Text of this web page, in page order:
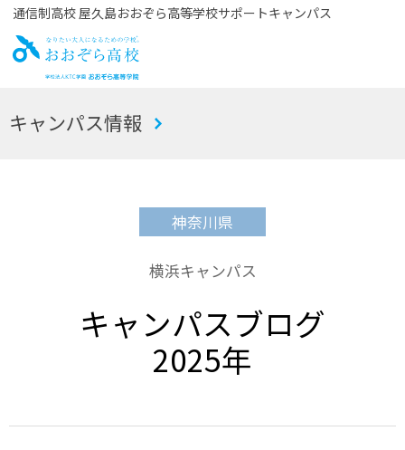
通信制高校 屋久島おおぞら高等学校サポートキャンパス
お
キャンパス情報
神奈川県
横浜キャンパス
キャンパスブログ
2025年